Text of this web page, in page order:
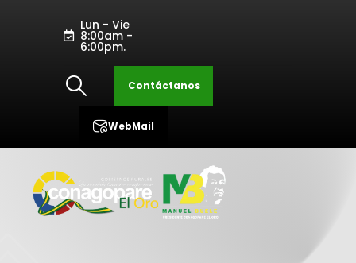
Lun - Vie
8:00am -
6:00pm.
Contáctanos
WebMail